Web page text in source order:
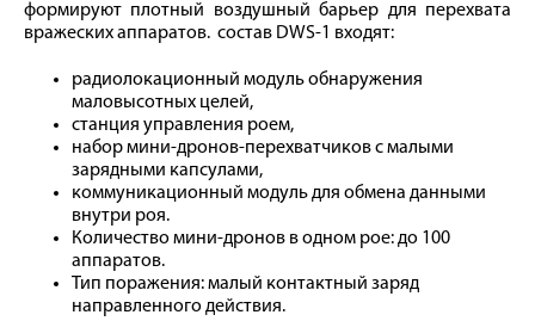
формируют плотный воздушный барьер для перехвата
вражеских аппаратов. состав DWS-1 входят:
радиолокационный модуль обнаружения
маловысотных целей,
станция управления роем,
набор мини-дронов-перехватчиков с малыми
зарядными капсулами,
коммуникационный модуль для обмена данными
внутри роя.
Количество мини-дронов в одном рое: до 100
аппаратов.
Тип поражения: малый контактный заряд
направленного действия.